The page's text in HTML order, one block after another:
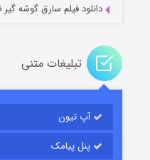
دانلود فیلم سارق گوشه گیر The Isolate Thief 2026
تبلیغات متنی
آپ تیون
پنل پیامک